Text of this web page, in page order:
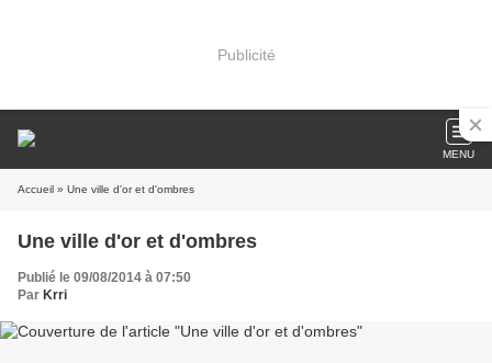
Publicité
MENU
Accueil » Une ville d'or et d'ombres
Une ville d'or et d'ombres
Publié le 09/08/2014 à 07:50
Par Krri